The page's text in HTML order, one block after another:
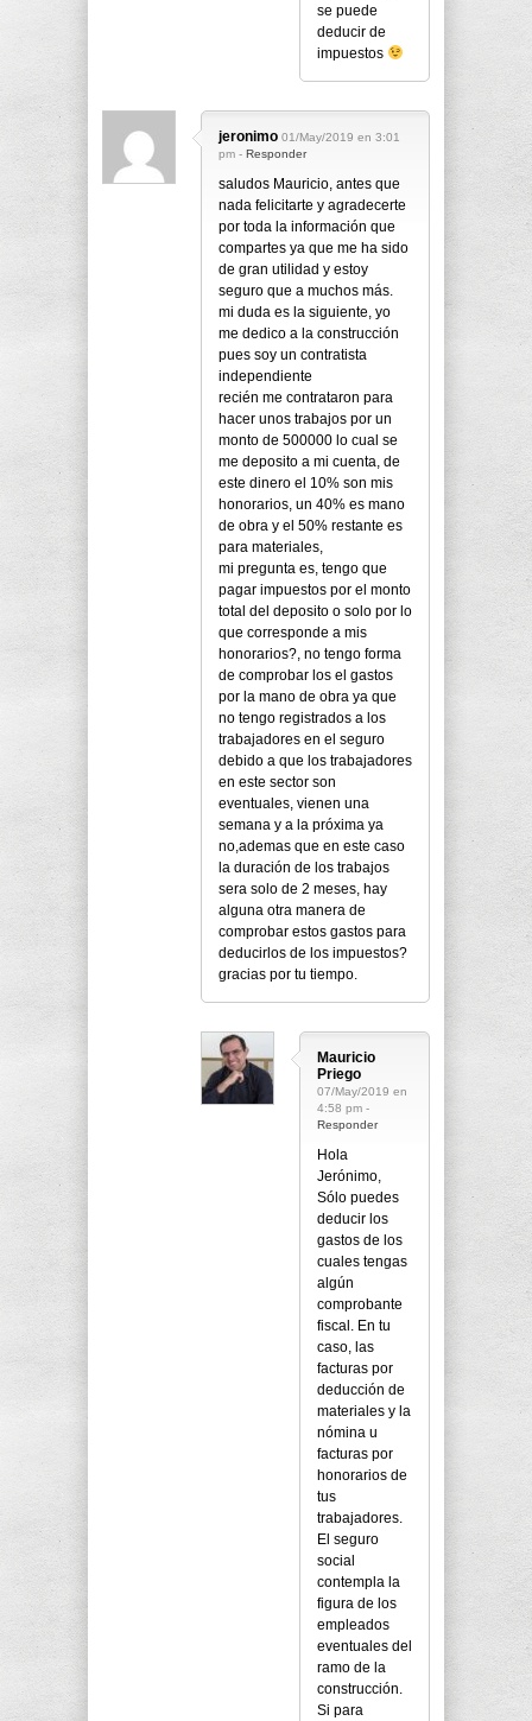
se puede
deducir de
impuestos
jeronimo 01/May/2019 en 3:01
pm - Responder
saludos Mauricio, antes que
nada felicitarte y agradecerte
por toda la información que
compartes ya que me ha sido
de gran utilidad y estoy
seguro que a muchos más.
mi duda es la siguiente, yo
me dedico a la construcción
pues soy un contratista
independiente
recién me contrataron para
hacer unos trabajos por un
monto de 500000 lo cual se
me deposito a mi cuenta, de
este dinero el 10% son mis
honorarios, un 40% es mano
de obra y el 50% restante es
para materiales,
mi pregunta es, tengo que
pagar impuestos por el monto
total del deposito o solo por lo
que corresponde a mis
honorarios?, no tengo forma
de comprobar los el gastos
por la mano de obra ya que
no tengo registrados a los
trabajadores en el seguro
debido a que los trabajadores
en este sector son
eventuales, vienen una
semana y a la próxima ya
no,ademas que en este caso
la duración de los trabajos
sera solo de 2 meses, hay
alguna otra manera de
comprobar estos gastos para
deducirlos de los impuestos?
gracias por tu tiempo.
Mauricio
Priego
07/May/2019 en
4:58 pm -
Responder
Hola
Jerónimo,
Sólo puedes
deducir los
gastos de los
cuales tengas
algún
comprobante
fiscal. En tu
caso, las
facturas por
deducción de
materiales y la
nómina u
facturas por
honorarios de
tus
trabajadores.
El seguro
social
contempla la
figura de los
empleados
eventuales del
ramo de la
construcción.
Si para